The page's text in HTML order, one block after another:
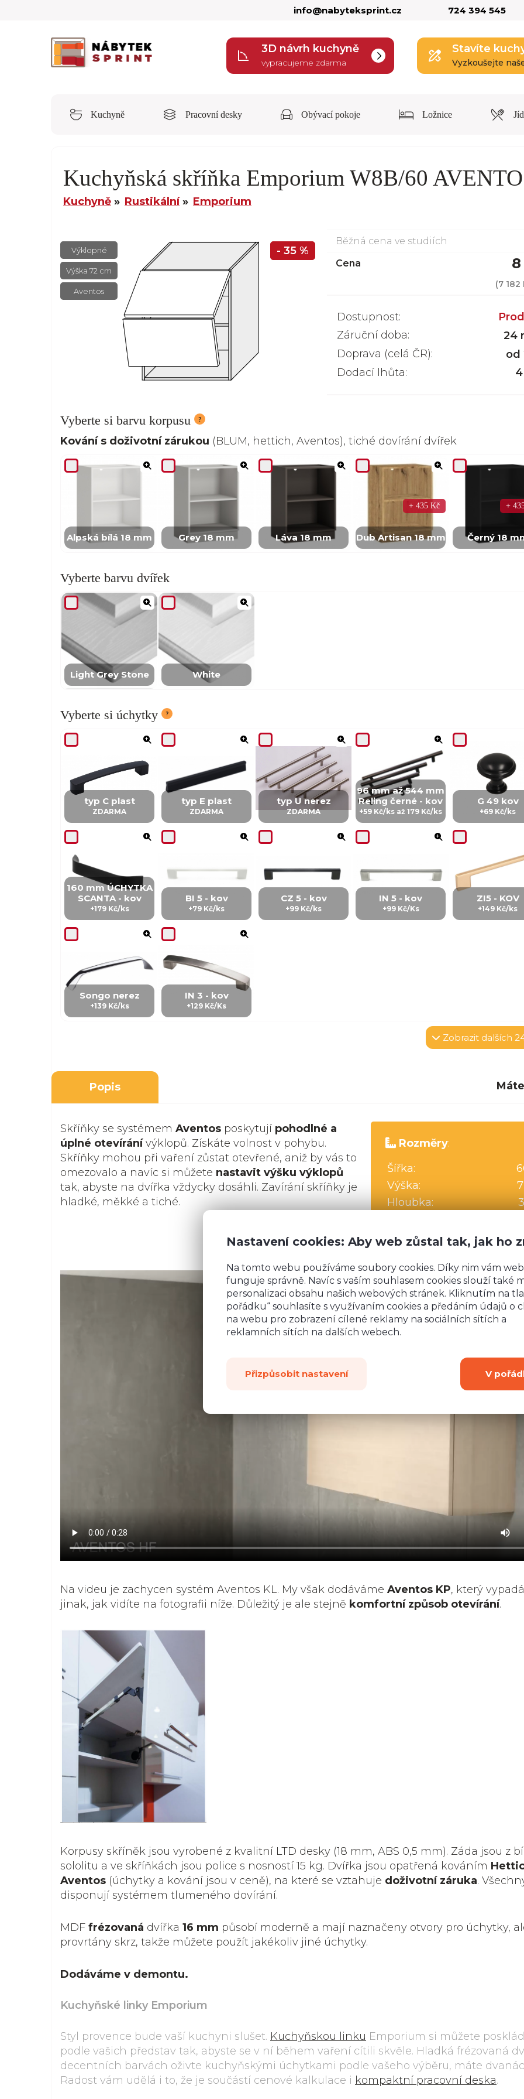
info@nabyteksprint.cz 724 394 545
3D návrh kuchyně
vypracujeme zdarma
Stavíte
Vyzkoušejte
Kuchyně Pracovní desky Obývací pokoje Ložnice
Kuchyňská skříňka Emporium W8B/60
Kuchyně Rustikální Emporium
Výklopné
Výška 72 cm
Aventos
- 35 %
Běžná cena ve studiích
Cena
(7 182
Dostupnost:
Záruční doba:
24
Doprava (celá ČR):
od
Dodací lhůta:
Vyberte si barvu korpusu
Kování s doživotní zárukou (BLUM, hettich, Aventos), tiché dovírání dvířek
Alpská bílá 18 mm Grey 18 mm Láva 18 mm Dub Artisan 18 mm
+ 435 Kč
Černý 18
+
Vyberte barvu dvířek
Light Grey Stone White
Vyberte si úchytky
typ C plast
ZDARMA
typ E plast
ZDARMA
typ U nerez
ZDARMA
96 mm až 544 mm
Reling černé - kov
+59 Kč/ks až 179 Kč/ks
G 49 kov
+69 Kč/ks
160 mm ÚCHYTKA
SCANTA - kov
+179 Kč/ks
BI 5 - kov
+79 Kč/ks
CZ 5 - kov
+99 Kč/ks
IN 5 - kov
+99 Kč/Ks
ZI5 - KOV
+149 Kč/ks
Songo nerez
+139 Kč/ks
IN 3 - kov
+129 Kč/Ks
Zobrazit dalších
Popis
Rozměry:
Šířka:
Výška:
Hloubka:
Skříňky se systémem Aventos poskytují pohodlné a
úplné otevíránívýklopů. Získáte volnost v pohybu.
Skříňky mohou při vaření zůstat otevřené, aniž by vás to
omezovalo a navíc si můžete nastavit výšku výklopů
tak, abyste na dvířka vždycky dosáhli. Zavírání skříňky je
hladké, měkké a tiché.
Na videu je zachycen systém Aventos KL. My však dodáváme Aventos KP, který
jinak, jak vidíte na fotografii níže. Důležitý je ale stejně komfortní způsob otevírání.
Korpusy skříněk jsou vyrobené z kvalitní LTD desky (18 mm, ABS 0,5 mm). Záda jsou z
sololitu a ve skříňkách jsou police s nosností 15 kg. Dvířka jsou opatřená kováním
Aventos (úchytky a kování jsou v ceně), na které se vztahuje doživotní záruka.
disponují systémem tlumeného dovírání.
MDF frézovaná dvířka 16 mm působí moderně a mají naznačeny otvory pro úchytky,
provrtány skrz, takže můžete použít jakékoliv jiné úchytky.
Dodáváme v demontu.
Kuchyňské linky Emporium
Styl provence bude vaší kuchyni slušet. Kuchyňskou linku Emporium si můžete
podle vašich představ tak, abyste se v ní během vaření cítili skvěle. Hladká frézovaná
decentních barvách oživte kuchyňskými úchytkami podle vašeho výběru, máte
Radost vám udělá i to, že je součástí cenové kalkulace i kompaktní pracovní deska.
Nastavení cookies: Aby web zůstal tak, jak ho
Na tomto webu používáme soubory cookies. Díky nim vám web
funguje správně. Navíc s vaším souhlasem cookies slouží také
personalizaci obsahu našich webových stránek. Kliknutím na
pořádku“ souhlasíte s využívaním cookies a předáním údajů o
na webu pro zobrazení cílené reklamy na sociálních sítích a
reklamních sítích na dalších webech.
Přizpůsobit nastavení V